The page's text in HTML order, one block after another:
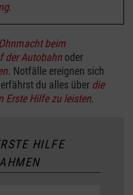
.
Ohnmacht beim
der Autobahn oder
. Notfälle ereignen sich
du alles über die
Erste Hilfe zu leisten.
HILFE